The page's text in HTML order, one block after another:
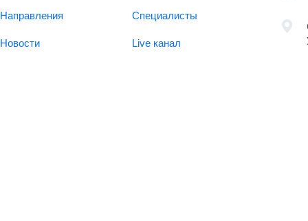
Направления Специалисты
Новости Live канал